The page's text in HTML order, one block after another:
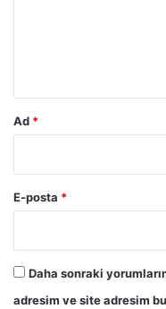
Ad *
E-posta *
Daha sonraki
adresim ve site adresim